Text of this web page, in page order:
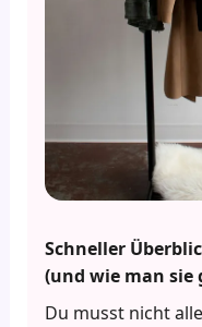
Schneller
(und wie man
Du musst nicht